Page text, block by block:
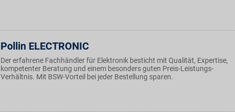
Pollin ELECTRONIC
Der erfahrene Fachhändler für Elektronik besticht mit Qualität, Expertise,
kompetenter Beratung und einem besonders guten Preis-Leistungs-
Verhältnis. Mit BSW-Vorteil bei jeder Bestellung sparen.